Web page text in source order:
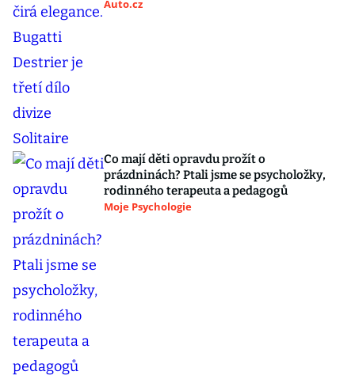
Auto.cz
Co mají děti opravdu prožít o
prázdninách? Ptali jsme se psycholožky,
rodinného terapeuta a pedagogů
Moje Psychologie